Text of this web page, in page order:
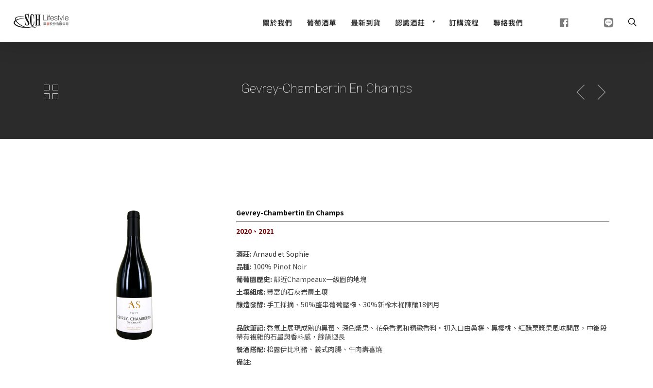
Gevrey-Chambertin En Champs
Gevrey-Chambertin En Champs
2020、2021
酒莊: Arnaud et Sophie
品種: 100% Pinot Noir
葡萄園歷史: 鄰近Champeaux一級園的地塊
土壤組成: 豐富的石灰岩層土壤
釀造發酵: 手工採摘、50%整串葡萄壓榨、30%新橡木桶陳釀18個月
品飲筆記: 香氣上展現成熟的黑莓、深色漿果、花朵香氣和精緻香料。初入口由桑椹、黑櫻桃、紅醋栗漿果風味開展，中後段
帶有複雜的石墨與香料感，餘韻迴長
餐酒搭配: 松露伊比利豬、義式肉腸、牛肉壽喜燒
備註: